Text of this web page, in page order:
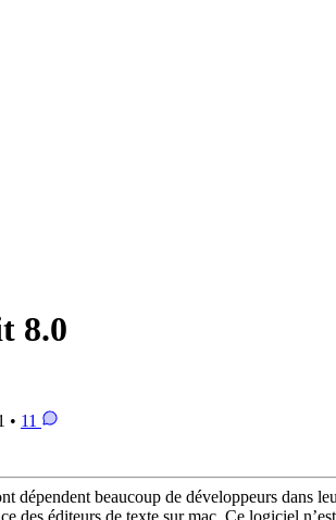
8.0
• 11
dépendent beaucoup de développeurs dans